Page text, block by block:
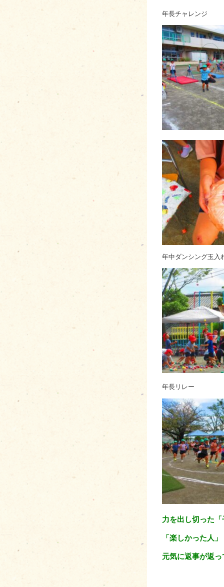
年長チャレンジ
年中ダンシング玉入
年長リレー
力を出し切った
「楽しかった人
元気に返事が返